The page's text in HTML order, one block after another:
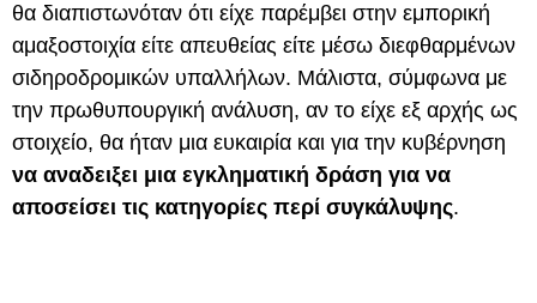
θα διαπιστωνόταν ότι είχε παρέμβει στην εμπορική
αμαξοστοιχία είτε απευθείας είτε μέσω διεφθαρμένων
σιδηροδρομικών υπαλλήλων. Μάλιστα, σύμφωνα με
την πρωθυπουργική ανάλυση, αν το είχε εξ αρχής ως
στοιχείο, θα ήταν μια ευκαιρία και για την κυβέρνηση
να αναδειξει μια εγκληματική δράση για να
αποσείσει τις κατηγορίες περί συγκάλυψης.